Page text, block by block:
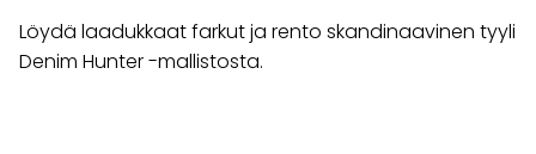
Löydä laadukkaat farkut ja rento skandinaavinen tyyli
Denim Hunter -mallistosta.